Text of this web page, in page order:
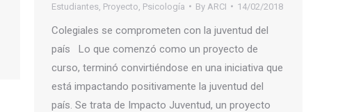
Estudiantes Proyecto Psicología By ARCI 14/02/2018
Colegiales se comprometen con la juventud del
país Lo que comenzó como un proyecto de
curso, terminó convirtiéndose en una iniciativa que
está impactando positivamente la juventud del
país. Se trata de Impacto Juventud, un proyecto